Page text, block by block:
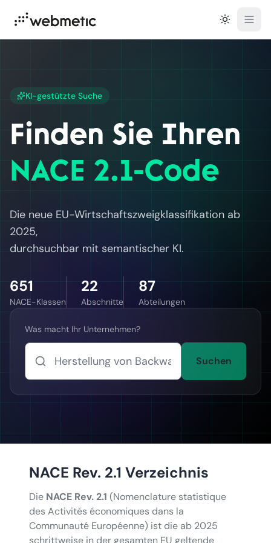
KI-gestützte Suche
Finden Sie Ihren
NACE 2.1-Code
Die neue EU-Wirtschaftszweigklassifikation ab
2025,
durchsuchbar mit semantischer KI.
651
NACE-Klassen
22
Abschnitte
87
Abteilungen
Was macht Ihr Unternehmen?
Suchen
NACE Rev. 2.1 Verzeichnis
Die NACE Rev. 2.1 (Nomenclature statistique
des Activités économiques dans la
Communauté Européenne) ist die ab 2025
schrittweise in der gesamten EU geltende